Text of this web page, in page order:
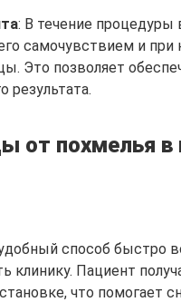
: В течение процедуры
самочувствием и
Это позволяет
результата.
от похмелья в
способ быстро
клинику. Пациент
что помогает